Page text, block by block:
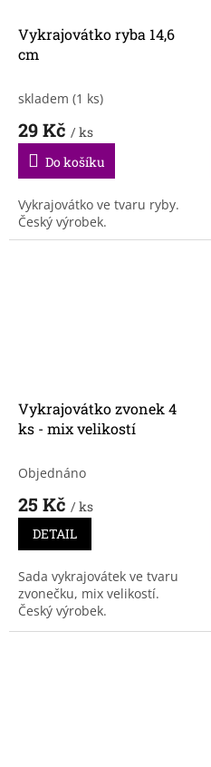
Vykrajovátko ryba 14,6
cm
skladem (1 ks)
29 Kč / ks
Do košíku
Vykrajovátko ve tvaru ryby.
Český výrobek.
Vykrajovátko zvonek 4
ks - mix velikostí
Objednáno
25 Kč / ks
DETAIL
Sada vykrajovátek ve tvaru
zvonečku, mix velikostí.
Český výrobek.